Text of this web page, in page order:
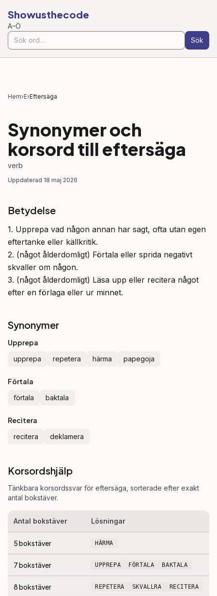
Showusthecode
A–Ö
Sök
Hem›E›Eftersäga
Synonymer och
korsord till eftersäga
verb
Uppdaterad 18 maj 2026
Betydelse
1. Upprepa vad någon annan har sagt, ofta utan egen
eftertanke eller källkritik.
2. (något ålderdomligt) Förtala eller sprida negativt
skvaller om någon.
3. (något ålderdomligt) Läsa upp eller recitera något
efter en förlaga eller ur minnet.
Synonymer
Upprepa
upprepa repetera härma papegoja
Förtala
förtala baktala
Recitera
recitera deklamera
Korsordshjälp
Tänkbara korsordssvar för eftersäga , sorterade efter exakt
antal bokstäver.
Antal bokstäver Lösningar
5bokstäver HÄRMA
7bokstäver UPPREPA FÖRTALA BAKTALA
8bokstäver REPETERA SKVALLRA RECITERA